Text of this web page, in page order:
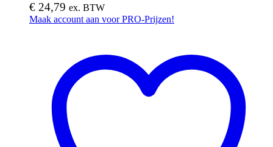
€ 24,79 ex. BTW
Maak account aan voor PRO-Prijzen!